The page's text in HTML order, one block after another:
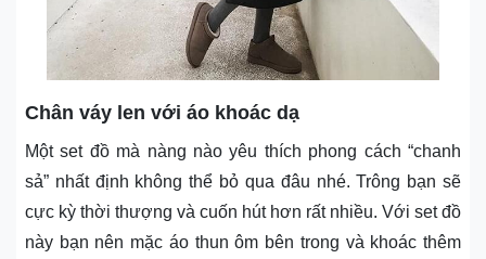
Chân váy len với áo khoác dạ
Một set đồ mà nàng nào yêu thích phong cách “chanh
sả” nhất định không thể bỏ qua đâu nhé. Trông bạn sẽ
cực kỳ thời thượng và cuốn hút hơn rất nhiều. Với set đồ
này bạn nên mặc áo thun ôm bên trong và khoác thêm